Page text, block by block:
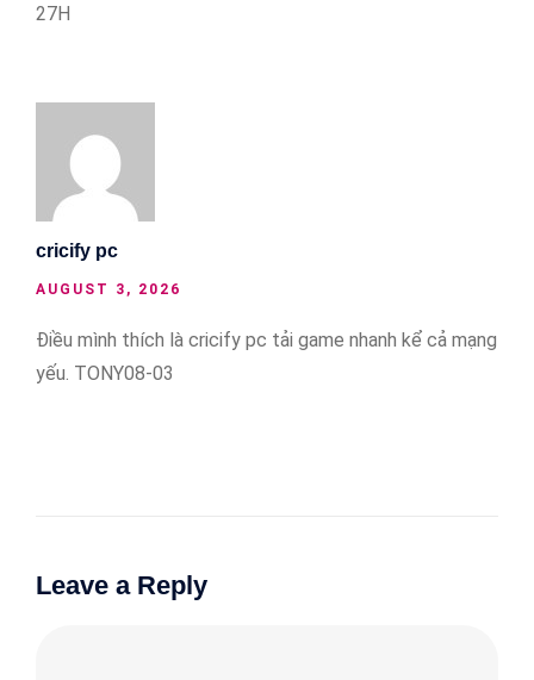
27H
cricify pc
AUGUST 3, 2026
Điều mình thích là cricify pc tải game nhanh kể cả mạng
yếu. TONY08-03
Leave a Reply